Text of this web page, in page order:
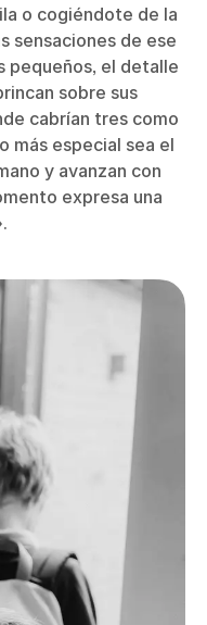
o cogiéndote de la
sensaciones de ese
pequeños, el detalle
sobre sus
cabrían tres como
más especial sea el
y avanzan con
expresa una